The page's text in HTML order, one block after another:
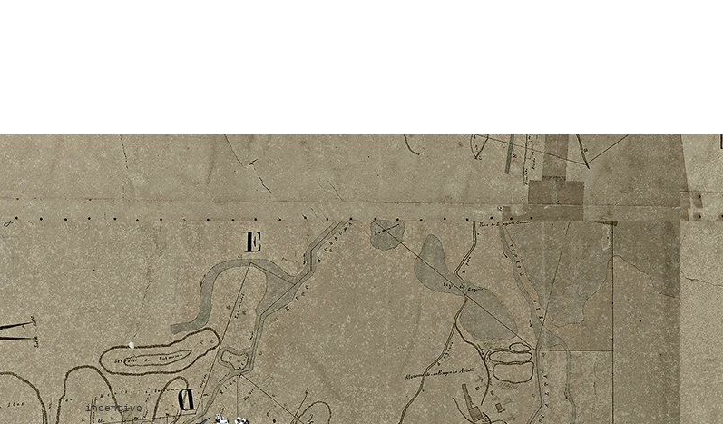
incentivo